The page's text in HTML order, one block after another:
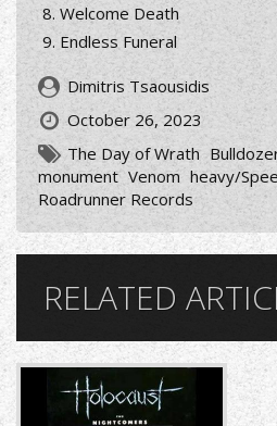
Welcome Death
Endless Funeral
Dimitris Tsaousidis
October 26, 2023
The Day of Wrath
monument Venom heavy/
Roadrunner Records
RELATED